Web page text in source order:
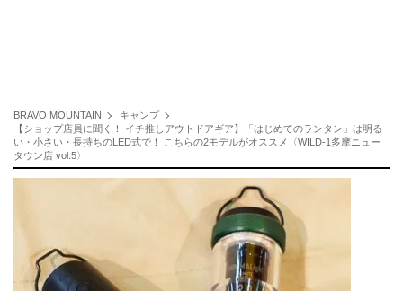
BRAVO MOUNTAIN
キャンプ
【ショップ店員に聞く！ イチ推しアウトドアギア】「はじめてのランタン」は明る
い・小さい・長持ちのLED式で！ こちらの2モデルがオススメ〈WILD-1多摩ニュー
タウン店 vol.5〉